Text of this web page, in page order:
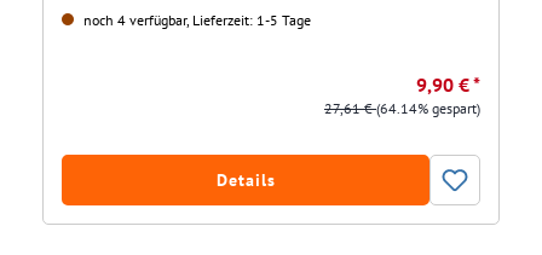
noch 4 verfügbar, Lieferzeit: 1-5 Tage
9,90 € *
27,61 €(64.14% gespart)
Details